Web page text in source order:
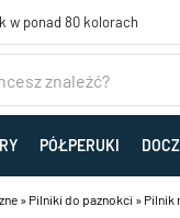
w ponad 80 kolorach
PÓŁPERUKI
» Pilniki do paznokci » Pilnik